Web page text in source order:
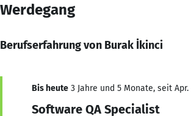
Werdegang
Berufserfahrung von Burak İkinci
Bis heute 3 Jahre und 5 Monate, seit Apr.
Software QA Specialist